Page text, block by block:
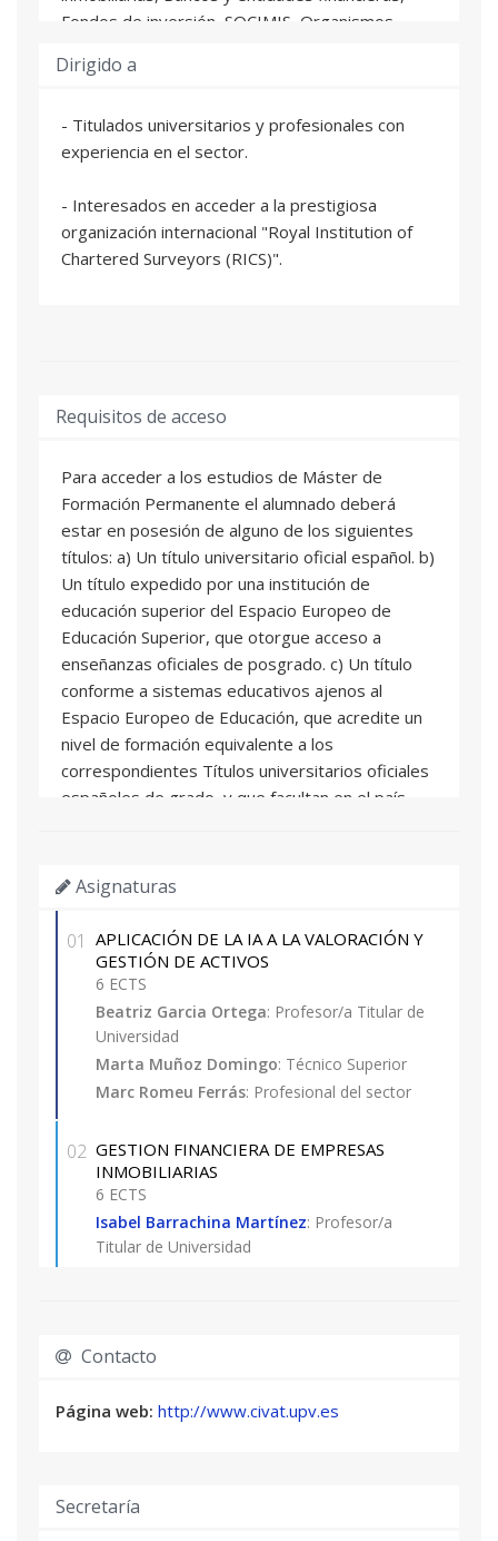
Fondos de inversión, SOCIMIS, Organismos
catastrales, Compañías de seguros, y Servicios
Además, como este Máster está acreditado por
la prestigiosa institución Royal Institution of
objetivo capacitar a los alumnos para el acceso al
Examen de Competencia Profesional (APC) para
formar parte de RICS.
Dirigido a
- Titulados universitarios y profesionales con
experiencia en el sector.
- Interesados en acceder a la prestigiosa
organización internacional "Royal Institution of
Chartered Surveyors (RICS)".
Requisitos de acceso
Para acceder a los estudios de Máster de
Formación Permanente el alumnado deberá
estar en posesión de alguno de los siguientes
títulos: a) Un título universitario oficial español. b)
Un título expedido por una institución de
educación superior del Espacio Europeo de
Educación Superior, que otorgue acceso a
enseñanzas oficiales de posgrado. c) Un título
conforme a sistemas educativos ajenos al
Espacio Europeo de Educación, que acredite un
nivel de formación equivalente a los
correspondientes Títulos universitarios oficiales
españoles de grado, y que facultan en el país
propio expedido por la Universitat Politècnica de
València o por otras universidades con las que
exista mutuo reconocimiento de dicha titulación.
e)Experiencia laboral o profesional con nivel
competencial equivalente a la formación
académica universitaria.
Excepcionalmente se admitirán con la
consideración de matrícula provisional,
tengan pendiente superar como máximo 30
ECTS (incluido el Proyecto Final de Carrera, no
pudiendo optar a la expedición de su Título
Propio hasta la obtención de la titulación
correspondiente.
Asignaturas
01 APLICACIÓN DE LA IA A LA VALORACIÓN Y
GESTIÓN DE ACTIVOS
6 ECTS
Beatriz Garcia Ortega: Profesor/a Titular de
Universidad
Marta Muñoz Domingo : Técnico Superior
Marc Romeu Ferrás : Profesional del sector
02 GESTION FINANCIERA DE EMPRESAS
INMOBILIARIAS
6 ECTS
Isabel Barrachina Martínez: Profesor/a
Titular de Universidad
6 ECTS
Asociado/a
Maria Jose Rua Aguilar
: Profesional del sector
6 ECTS
Contacto
Página web: http://www.civat.upv.es
Secretaría